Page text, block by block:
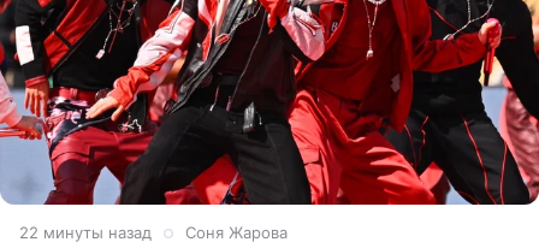
22 минуты назад Соня Жарова